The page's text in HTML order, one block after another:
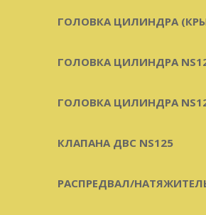
ГОЛОВКА ЦИЛИНДРА
ГОЛОВКА ЦИЛИНДРА
ГОЛОВКА ЦИЛИНДРА
КЛАПАНА ДВС NS125
РАСПРЕДВАЛ/